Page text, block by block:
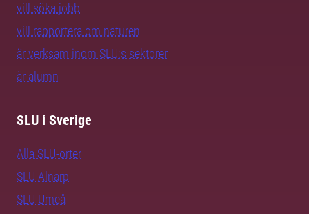
vill söka jobb
vill rapportera om naturen
är verksam inom SLU:s sektorer
är alumn
SLU i Sverige
Alla SLU-orter
SLU Alnarp
SLU Umeå